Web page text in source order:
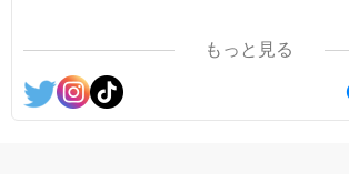
SUZURI ▶︎https://suzuri.jp/ririkazetakeru
UP-T ▶︎up-t.jp/creator/66b9c067ae64e
▶︎小説 [刺すように燃えるような眼差しは] -
挿画&グッズカタログ <デザイン画集:BEST版>
<作品情報:配信中.> -Thank you for your
＿＿＿＿＿＿＿＿＿＿＿＿＿＿＿＿＿＿＿＿
もっと見る